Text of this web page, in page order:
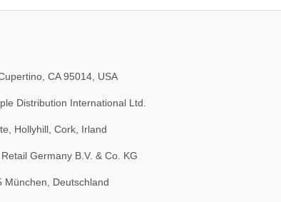
CA 95014, USA
Distribution International Ltd.
Hollyhill, Cork, Irland
Germany B.V. & Co. KG
Deutschland